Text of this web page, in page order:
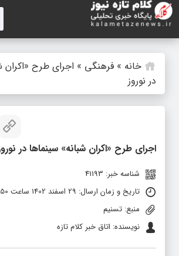
خانه » فرهنگی » اجرای طرح «اکران
در نوروز
اجرای طرح «اکران شبانه» سینماها در
شناسه خبر: 41193
تاریخ و زمان ارسال: 29 اسفند 1402 ساعت 11:50
منبع: تسنیم
نویسنده: اتاق خبر کلام تازه